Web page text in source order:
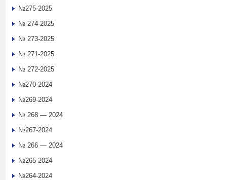
№275-2025
№ 274-2025
№ 273-2025
№ 271-2025
№ 272-2025
№270-2024
№269-2024
№ 268 — 2024
№267-2024
№ 266 — 2024
№265-2024
№264-2024